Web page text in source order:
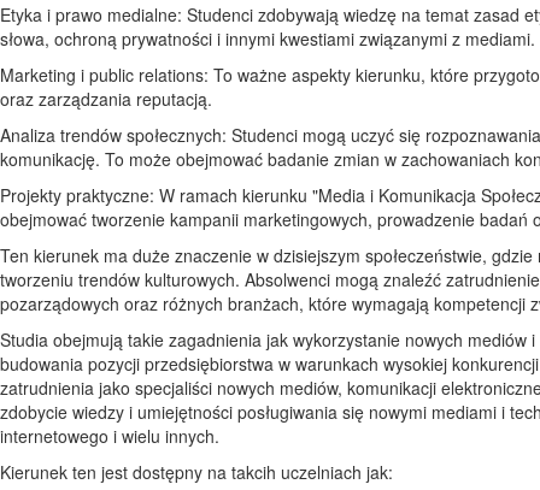
Etyka i prawo medialne: Studenci zdobywają wiedzę na temat zasad
słowa, ochroną prywatności i innymi kwestiami związanymi z mediami.
Marketing i public relations: To ważne aspekty kierunku, które
oraz zarządzania reputacją.
Analiza trendów społecznych: Studenci mogą uczyć się
komunikację. To może obejmować badanie zmian w zachowaniach
Projekty praktyczne: W ramach kierunku "Media i Komunikacja
obejmować tworzenie kampanii marketingowych, prowadzenie
Ten kierunek ma duże znaczenie w dzisiejszym społeczeństwie,
tworzeniu trendów kulturowych. Absolwenci mogą znaleźć
pozarządowych oraz różnych branżach, które wymagają kompetencji
Studia obejmują takie zagadnienia jak wykorzystanie nowych
budowania pozycji przedsiębiorstwa w warunkach wysokiej
zatrudnienia jako specjaliści nowych mediów, komunikacji
zdobycie wiedzy i umiejętności posługiwania się nowymi mediami i
internetowego i wielu innych.
Kierunek ten jest dostępny na takcih uczelniach jak: